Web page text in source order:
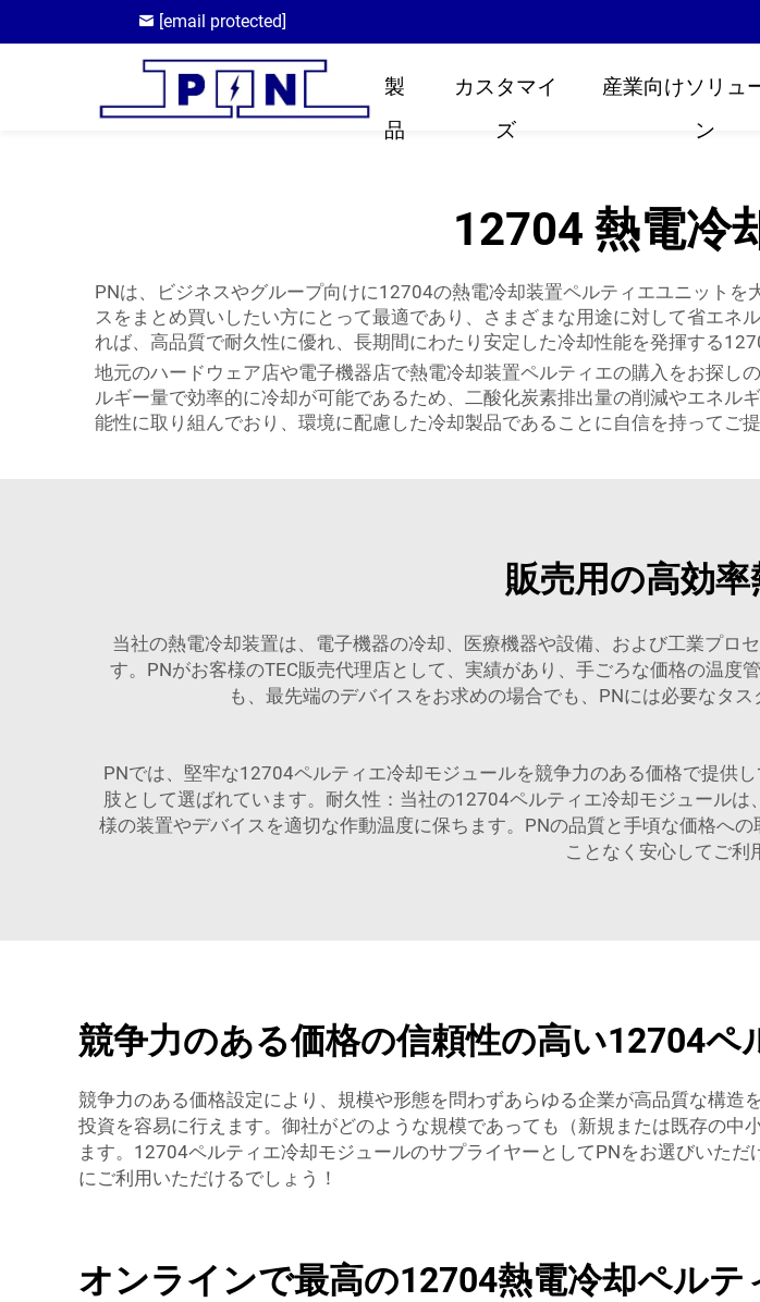
[email protected]
製
品
カスタマイ
ズ
産業向けソリュ
ン
12704 熱電冷
PNは、ビジネスやグループ向けに12704の熱電冷却装置ペルティエユニット
スをまとめ買いしたい方にとって最適であり、さまざまな用途に対して省エ
れば、高品質で耐久性に優れ、長期間にわたり安定した冷却性能を発揮する
地元のハードウェア店や電子機器店で熱電冷却装置ペルティエの購入をお探し
ルギー量で効率的に冷却が可能であるため、二酸化炭素排出量の削減やエネ
能性に取り組んでおり、環境に配慮した冷却製品であることに自信を持ってご提
販売用の高効
当社の熱電冷却装置は、電子機器の冷却、医療機器や設備、および工業プ
す。PNがお客様のTEC販売代理店として、実績があり、手ごろな価格の温
も、最先端のデバイスをお求めの場合でも、PNには必要なタ
PNでは、堅牢な12704ペルティエ冷却モジュールを競争力のある価格で提供
肢として選ばれています。耐久性：当社の12704ペルティエ冷却モジュール
様の装置やデバイスを適切な作動温度に保ちます。PNの品質と手頃な価格へ
ことなく安心してご利
競争力のある価格の信頼性の高い12704
競争力のある価格設定により、規模や形態を問わずあらゆる企業が高品質な構
投資を容易に行えます。御社がどのような規模であっても（新規または既存の
ます。12704ペルティエ冷却モジュールのサプライヤーとしてPNをお選びいた
にご利用いただけるでしょう！
オンラインで最高の12704熱電冷却ペル